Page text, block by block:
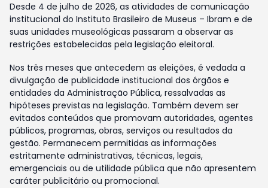
Desde 4 de julho de 2026, as atividades de comunicação
institucional do Instituto Brasileiro de Museus – Ibram e de
suas unidades museológicas passaram a observar as
restrições estabelecidas pela legislação eleitoral.
Nos três meses que antecedem as eleições, é vedada a
divulgação de publicidade institucional dos órgãos e
entidades da Administração Pública, ressalvadas as
hipóteses previstas na legislação. Também devem ser
evitados conteúdos que promovam autoridades, agentes
públicos, programas, obras, serviços ou resultados da
gestão. Permanecem permitidas as informações
estritamente administrativas, técnicas, legais,
emergenciais ou de utilidade pública que não apresentem
caráter publicitário ou promocional.